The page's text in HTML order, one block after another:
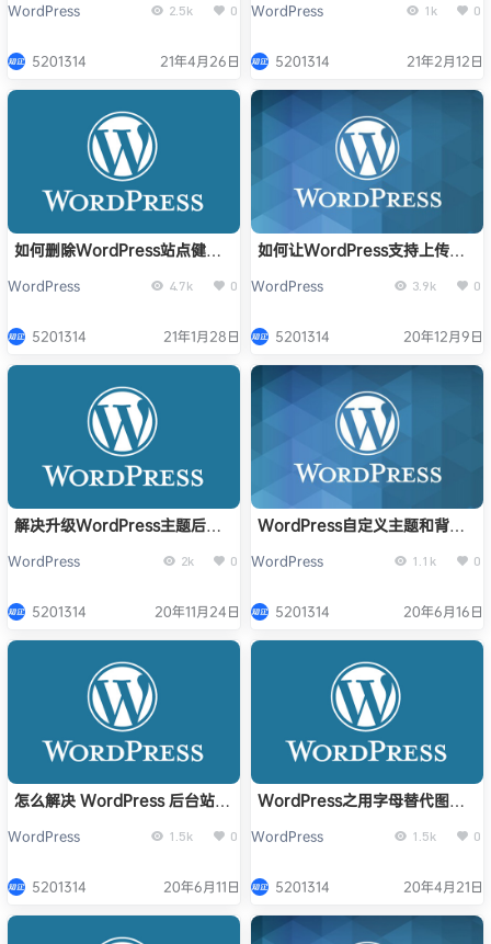
WordPress 2.5k 0
5201314 21年4月26日
WordPress 1k 0
5201314 21年2月12日
如何删除WordPress站点健康
WordPress 4.7k 0
5201314 21年1月28日
如何让WordPress支持上传
WordPress 3.9k 0
5201314 20年12月9日
解决升级WordPress主题后再
WordPress 2k 0
5201314 20年11月24日
WordPress自定义主题和背景
WordPress 1.1k 0
5201314 20年6月16日
怎么解决 WordPress 后台站点
WordPress 1.5k 0
5201314 20年6月11日
WordPress之用字母替代图片
WordPress 1.5k 0
5201314 20年4月21日